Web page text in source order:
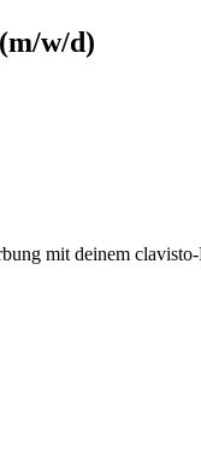
w/d)
mit deinem